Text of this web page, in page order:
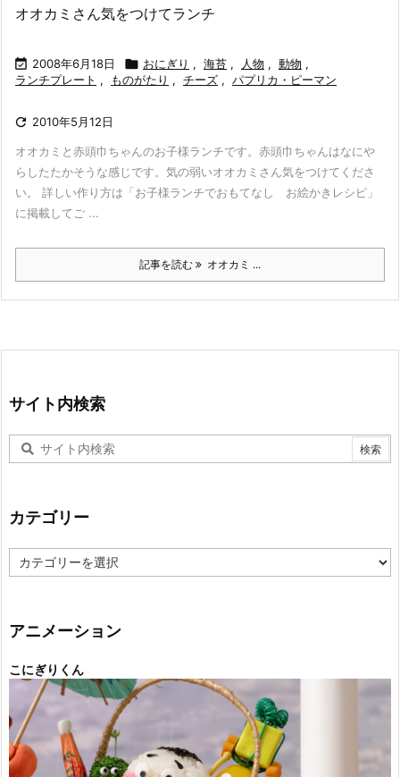
オオカミさん気をつけてランチ
 2008年6月18日  おにぎり , 海苔 , 人物 , 動物 ,
ランチプレート , ものがたり , チーズ , パプリカ・ピーマン
 2010年5月12日
オオカミと赤頭巾ちゃんのお子様ランチです。赤頭巾ちゃんはなにや
らしたたかそうな感じです。気の弱いオオカミさん気をつけてくださ
い。 詳しい作り方は「お子様ランチでおもてなし お絵かきレシピ」
に掲載してご ...
記事を読む オオカミ ...
サイト内検索
カテゴリー
テ
ー
アニメーション
こにぎりくん